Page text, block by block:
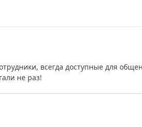
всегда доступные для
не раз!